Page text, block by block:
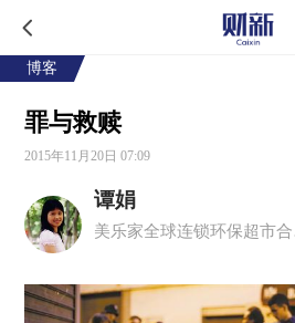
博客
罪与救赎
2015年11月20日 07:09
谭娟